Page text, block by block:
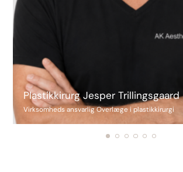
Plastikkirurg Jesper Trillingsgaard
Virksomheds ansvarlig Overlæge i plastikkirurgi